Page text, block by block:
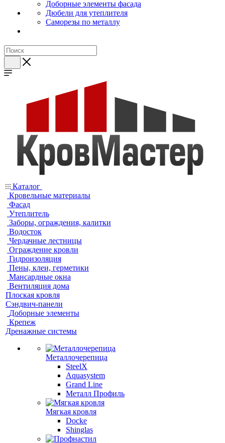
Доборные элементы фасада
Дюбели для утеплителя
Саморезы по металлу
Каталог
Кровельные материалы
Фасад
Утеплитель
Заборы, ограждения, калитки
Водосток
Чердачные лестницы
Ограждение кровли
Гидроизоляция
Пены, клеи, герметики
Мансардные окна
Вентиляция дома
Плоская кровля
Сэндвич-панели
Доборные элементы
Крепеж
Дренажные системы
Металлочерепица
SteelX
Aquasystem
Grand Line
Металл Профиль
Мягкая кровля
Docke
Shinglas